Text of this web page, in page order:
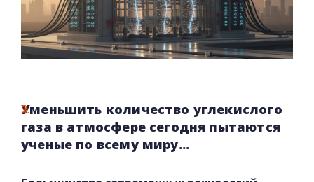
Уменьшить количество углекислого
газа в атмосфере сегодня пытаются
ученые по всему миру...